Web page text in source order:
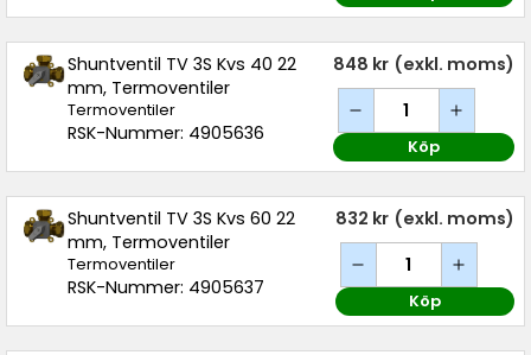
Shuntventil TV 3S Kvs 40 22
mm, Termoventiler
Termoventiler
RSK-Nummer: 4905636
848 kr (exkl. moms)
Köp
Shuntventil TV 3S Kvs 60 22
mm, Termoventiler
Termoventiler
RSK-Nummer: 4905637
832 kr (exkl. moms)
Köp